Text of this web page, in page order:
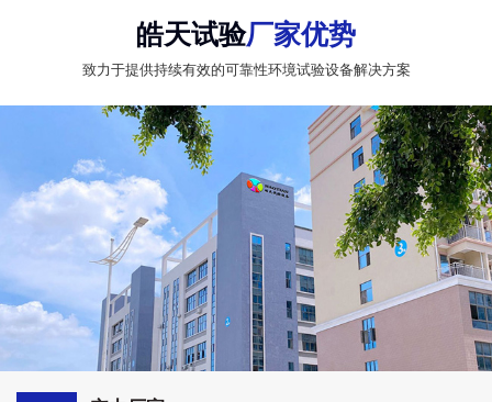
皓天试验厂家优势
致力于提供持续有效的可靠性环境试验设备解决方案